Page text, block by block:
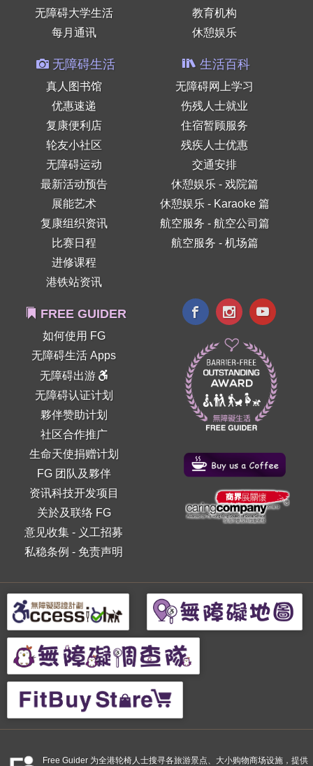
无障碍大学生活
每月通讯
教育机构
休憩娱乐
无障碍生活
真人图书馆
优惠速递
复康便利店
轮友小社区
无障碍运动
最新活动预告
展能艺术
复康组织资讯
比赛日程
进修课程
港铁站资讯
生活百科
无障碍网上学习
伤残人士就业
住宿暂顾服务
残疾人士优惠
交通安排
休憩娱乐 - 戏院篇
休憩娱乐 - Karaoke 篇
航空服务 - 航空公司篇
航空服务 - 机场篇
FREE GUIDER
如何使用 FG
无障碍生活 Apps
无障碍出游
无障碍认证计划
夥伴赞助计划
社区合作推广
生命天使捐赠计划
FG 团队及夥伴
资讯科技开发项目
关於及联络 FG
意见收集 - 义工招募
私稳条例 - 免责声明
Free Guider 为全港轮椅人士搜寻各旅游景点、大小购物商场设施，提供